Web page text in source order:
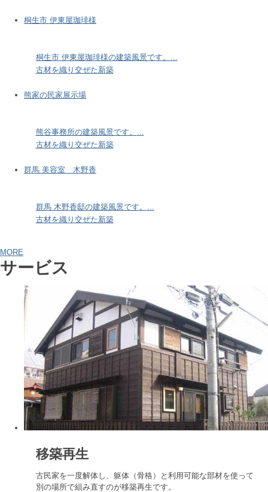
桐生市 伊東屋珈琲様
桐生市 伊東屋珈琲様の建築風景です。
古材を織り交ぜた新築
熊家の民家展示場
熊谷事務所の建築風景です。
古材を織り交ぜた新築
群馬 美容室 木野香
群馬 木野香邸の建築風景です。
古材を織り交ぜた新築
MORE
サービス
移築再生
古民家を一度解体し、躯体（骨格）と利用可能な部材を使って
別の場所で組み直すのが移築再生です。